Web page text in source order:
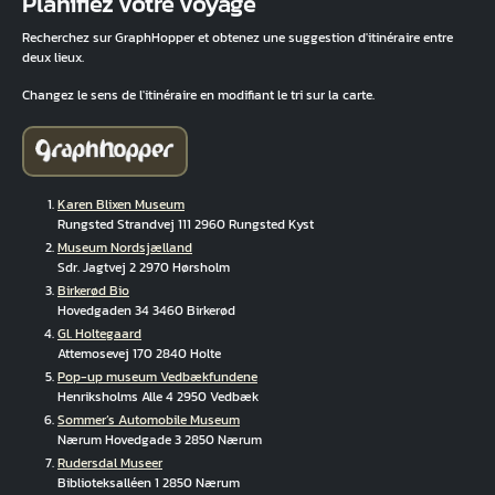
Recherchez sur GraphHopper et obtenez une suggestion d'itinéraire entre
deux lieux.
Changez le sens de l'itinéraire en modifiant le tri sur la carte.
Karen Blixen Museum
Rungsted Strandvej 111 2960 Rungsted Kyst
Museum Nordsjælland
Sdr. Jagtvej 2 2970 Hørsholm
Birkerød Bio
Hovedgaden 34 3460 Birkerød
Gl. Holtegaard
Attemosevej 170 2840 Holte
Pop-up museum Vedbækfundene
Henriksholms Alle 4 2950 Vedbæk
Sommer’s Automobile Museum
Nærum Hovedgade 3 2850 Nærum
Rudersdal Museer
Biblioteksalléen 1 2850 Nærum